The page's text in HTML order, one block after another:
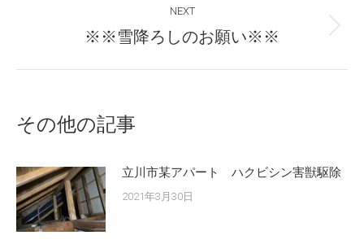
NEXT
Next
※※雪降ろしのお願い※※
その他の記事
立川市某アパート ハクビシン害獣駆除
2021年3月30日